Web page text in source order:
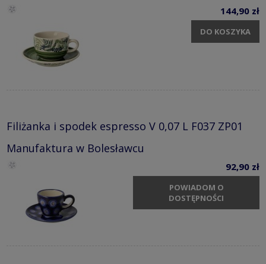
144,90 zł
DO KOSZYKA
Filiżanka i spodek espresso V 0,07 L F037 ZP01
Manufaktura w Bolesławcu
92,90 zł
POWIADOM O
DOSTĘPNOŚCI